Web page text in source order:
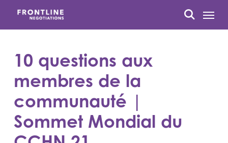
Passer
Menu
10 questions aux
membres de la
communauté |
Sommet Mondial du